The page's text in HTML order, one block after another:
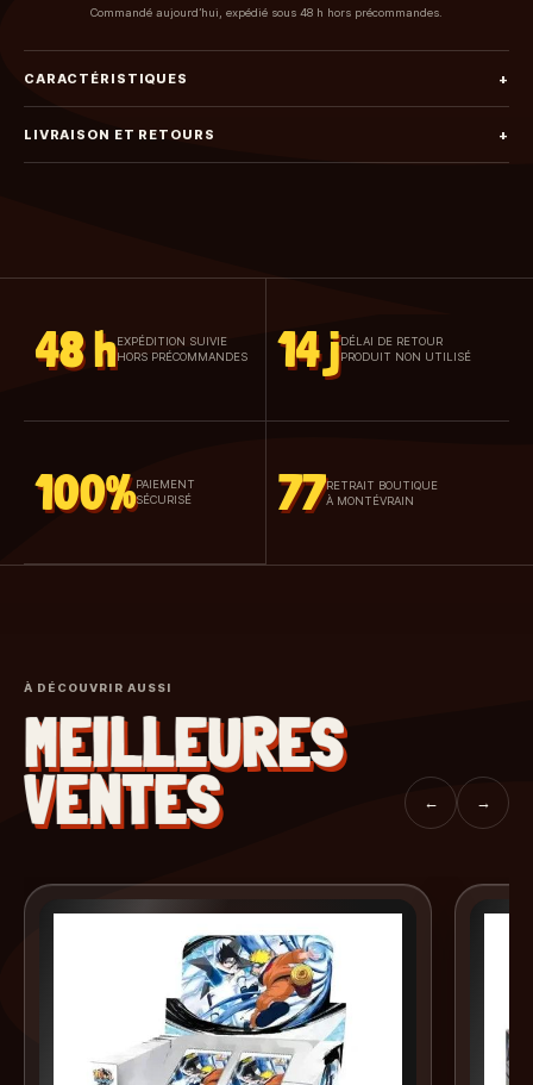
Commandé aujourd’hui, expédié sous 48 h hors précommandes.
CARACTÉRISTIQUES +
LIVRAISON ET RETOURS +
48 h EXPÉDITION SUIVIE
HORS PRÉCOMMANDES
14 jDÉLAI DE RETOUR
PRODUIT NON UTILISÉ
100% PAIEMENT
SÉCURISÉ
77RETRAIT BOUTIQUE
À MONTÉVRAIN
À DÉCOUVRIR AUSSI
MEILLEURES
VENTES ← →